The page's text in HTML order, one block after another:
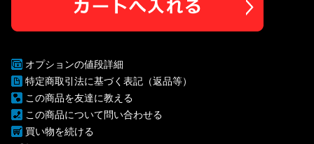
オプションの値段詳細
特定商取引法に基づく表記（返品等）
この商品を友達に教える
この商品について問い合わせる
買い物を続ける